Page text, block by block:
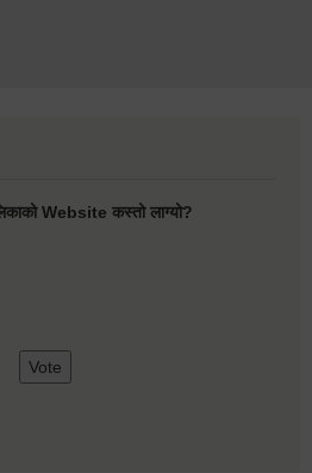
Website कस्तो लाग्यो?